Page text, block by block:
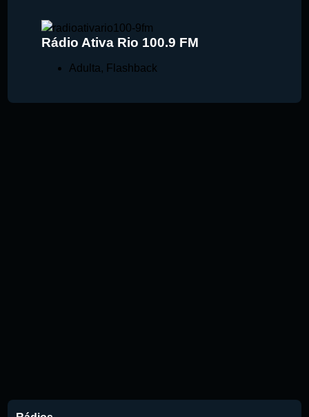
Rádio Ativa Rio 100.9 FM
Adulta, Flashback